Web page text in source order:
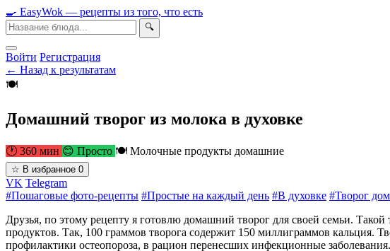
🍳 EasyWok — рецепты из того, что есть
🔍
Войти Регистрация
← Назад к результатам
🍽
Домашний творог из молока в духовке
🕐 360 мин 😊 Просто 🍽 Молочные продукты домашние
☆ В избранное 0
VK Telegram
#Пошаговые фото-рецепты #Простые на каждый день #В духовке #Творог
Друзья, по этому рецепту я готовлю домашний творог для своей семьи.
продуктов. Так, 100 граммов творога содержит 150 миллиграммов кальция.
профилактики остеопороза, в рацион перенесших инфекционные заболевания.